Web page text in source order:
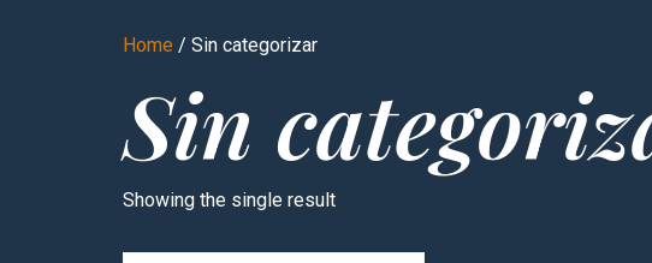
Home / Sin categorizar
Sin
Showing the single result